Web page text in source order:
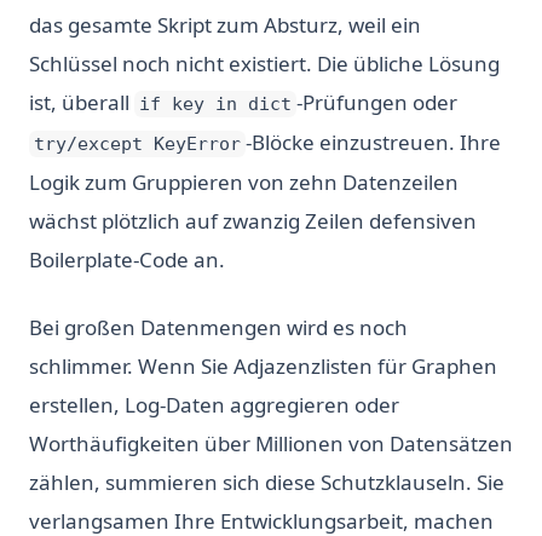
das gesamte Skript zum Absturz, weil ein
Schlüssel noch nicht existiert. Die übliche Lösung
ist, überall if key in dict -Prüfungen oder
try/except KeyError -Blöcke einzustreuen. Ihre
Logik zum Gruppieren von zehn Datenzeilen
wächst plötzlich auf zwanzig Zeilen defensiven
Boilerplate-Code an.
Bei großen Datenmengen wird es noch
schlimmer. Wenn Sie Adjazenzlisten für Graphen
erstellen, Log-Daten aggregieren oder
Worthäufigkeiten über Millionen von Datensätzen
zählen, summieren sich diese Schutzklauseln. Sie
verlangsamen Ihre Entwicklungsarbeit, machen